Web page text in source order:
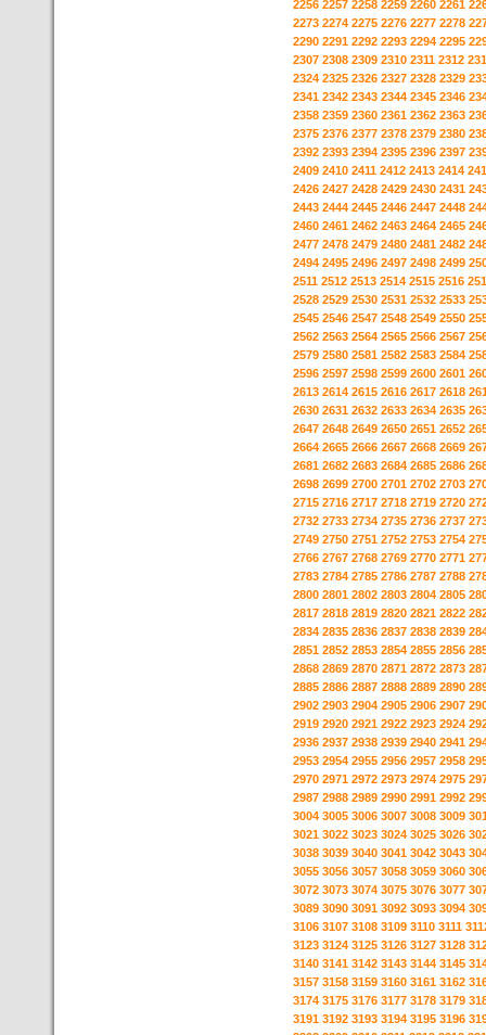
2256 2257 2258 2259 2260 2261
2273 2274 2275 2276 2277 2278
2290 2291 2292 2293 2294 2295
2307 2308 2309 2310 2311 2312
2324 2325 2326 2327 2328 2329
2341 2342 2343 2344 2345 2346
2358 2359 2360 2361 2362 2363
2375 2376 2377 2378 2379 2380
2392 2393 2394 2395 2396 2397
2409 2410 2411 2412 2413 2414
2426 2427 2428 2429 2430 2431
2443 2444 2445 2446 2447 2448
2460 2461 2462 2463 2464 2465
2477 2478 2479 2480 2481 2482
2494 2495 2496 2497 2498 2499
2511 2512 2513 2514 2515 2516
2528 2529 2530 2531 2532 2533
2545 2546 2547 2548 2549 2550
2562 2563 2564 2565 2566 2567
2579 2580 2581 2582 2583 2584
2596 2597 2598 2599 2600 2601
2613 2614 2615 2616 2617 2618
2630 2631 2632 2633 2634 2635
2647 2648 2649 2650 2651 2652
2664 2665 2666 2667 2668 2669
2681 2682 2683 2684 2685 2686
2698 2699 2700 2701 2702 2703
2715 2716 2717 2718 2719 2720
2732 2733 2734 2735 2736 2737
2749 2750 2751 2752 2753 2754
2766 2767 2768 2769 2770 2771
2783 2784 2785 2786 2787 2788
2800 2801 2802 2803 2804 2805
2817 2818 2819 2820 2821 2822
2834 2835 2836 2837 2838 2839
2851 2852 2853 2854 2855 2856
2868 2869 2870 2871 2872 2873
2885 2886 2887 2888 2889 2890
2902 2903 2904 2905 2906 2907
2919 2920 2921 2922 2923 2924
2936 2937 2938 2939 2940 2941
2953 2954 2955 2956 2957 2958
2970 2971 2972 2973 2974 2975
2987 2988 2989 2990 2991 2992
3004 3005 3006 3007 3008 3009
3021 3022 3023 3024 3025 3026
3038 3039 3040 3041 3042 3043
3055 3056 3057 3058 3059 3060
3072 3073 3074 3075 3076 3077
3089 3090 3091 3092 3093 3094
3106 3107 3108 3109 3110 3111
3123 3124 3125 3126 3127 3128
3140 3141 3142 3143 3144 3145
3157 3158 3159 3160 3161 3162
3174 3175 3176 3177 3178 3179
3191 3192 3193 3194 3195 3196